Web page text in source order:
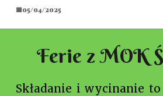
🟩05/04/2025
Ferie z MOK
Składanie i wycinanie